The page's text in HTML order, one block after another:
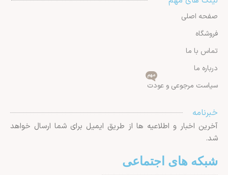
صفحه اصلی
فروشگاه
تماس با ما
درباره ما
سیاست مرجوعی و عودت
مهم
خبرنامه
آخرین اخبار و اطلاعیه ها از طریق ایمیل برای شما ارسال خواهد
شد.
شبکه های اجتماعی